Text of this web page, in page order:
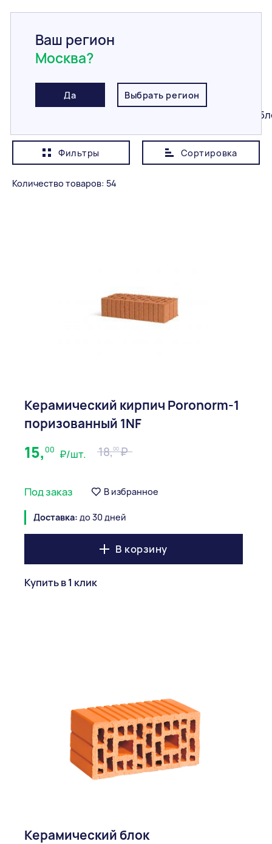
Ваш регион
Москва?
Да Выбрать регион
Главная / Каталог
Керамические блоки
Газобетонные
Фильтры Сортировка
Показывать сначала
Количество товаров: 54
Керамический кирпич Poronorm-1
поризованный 1NF
15,00 ₽/шт. 18,00
Под заказ В избранное
Доставка: до 30 дней
В корзину
Купить в 1 клик
Керамический блок